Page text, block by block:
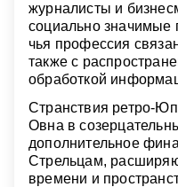
журналисты и
социально значимые
чья профессия
также с
обработкой
Странствия ретро-
Овна в
дополнительное
Стрельцам,
времени и